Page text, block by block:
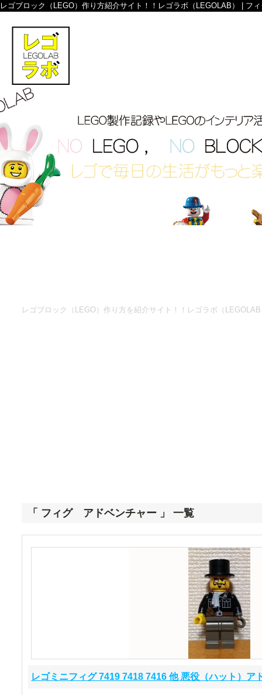
レゴブロック（LEGO）作り方紹介サイト！！レゴラボ（LEGOLAB） | フ
レゴブロック（LEGO）作り方を紹介サイト！！レゴラボ（
「 フィグ アドベンチャー 」 一覧
レゴミニフィグ 7419 7418 7416 他 悪役（ハット）ア